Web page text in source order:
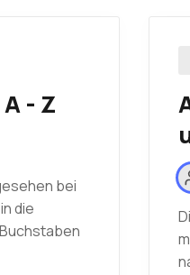
- Z
bei
die